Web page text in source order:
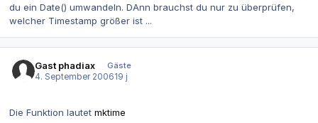
du ein Date() umwandeln. DAnn brauchst du nur zu überprüfen,
welcher Timestamp größer ist ...
Gast phadiax
Gäste
4. September 200619 j
Die Funktion lautet mktime